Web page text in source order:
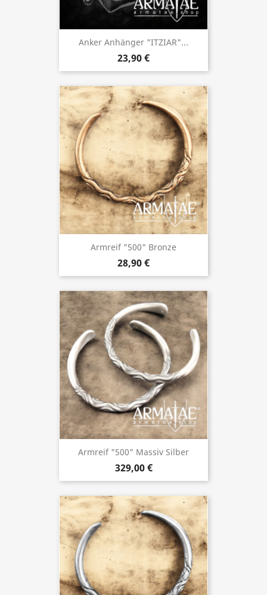
Anker Anhänger "ITZIAR"...
23,90 €
Armreif "500" Bronze
28,90 €
Armreif "500" Massiv Silber
329,00 €